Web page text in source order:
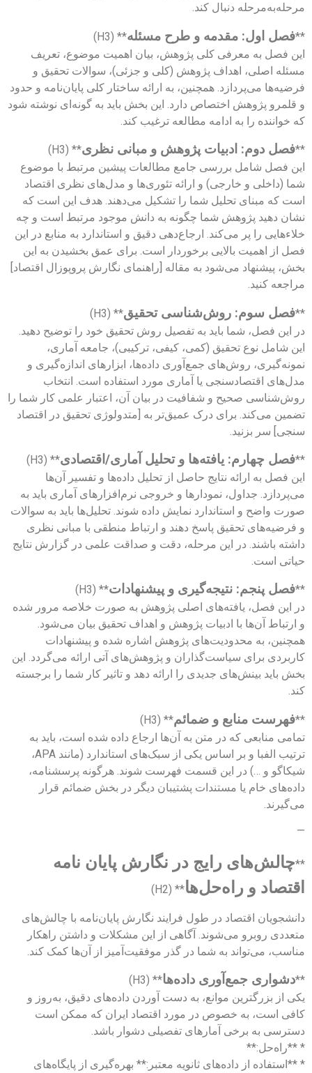
مرحله‌به‌مرحله دنبال کند.
**فصل اول: مقدمه و طرح مسئله** (H3)
این فصل به معرفی کلی پژوهش، بیان اهمیت موضوع، تعریف
مسئله اصلی، اهداف پژوهش (کلی و جزئی)، سوالات تحقیق و
فرضیه‌ها می‌پردازد. همچنین، به ارائه ساختار کلی پایان‌نامه و حدود
و قلمرو پژوهش اختصاص دارد. این بخش باید به گونه‌ای نوشته شود
که خواننده را به ادامه مطالعه ترغیب کند.
**فصل دوم: ادبیات پژوهش و مبانی نظری** (H3)
این فصل شامل بررسی جامع مطالعات پیشین مرتبط با موضوع
شما (داخلی و خارجی) و ارائه تئوری‌ها و مدل‌های نظری اقتصاد
است که مبنای تحلیل شما را تشکیل می‌دهند. هدف این است که
نشان دهید پژوهش شما چگونه به دانش موجود مرتبط است و چه
خلاءهایی را پر می‌کند. ارجاع‌دهی دقیق و استاندارد به منابع در این
فصل از اهمیت بالایی برخوردار است. برای عمق بخشیدن به این
بخش، پیشنهاد می‌شود به مقاله [راهنمای نگارش پروپوزال اقتصاد]
مراجعه کنید.
**فصل سوم: روش‌شناسی تحقیق** (H3)
در این فصل، شما باید به تفصیل روش تحقیق خود را توضیح دهید.
این شامل نوع تحقیق (کمی، کیفی، ترکیبی)، جامعه آماری،
نمونه‌گیری، روش‌های جمع‌آوری داده‌ها، ابزارهای اندازه‌گیری و
مدل‌های اقتصادسنجی یا آماری مورد استفاده است. انتخاب
روش‌شناسی صحیح و شفافیت در بیان آن، اعتبار علمی کار شما را
تضمین می‌کند. برای درک عمیق‌تر به [متدولوژی تحقیق در اقتصاد
سنجی] سر بزنید.
**فصل چهارم: یافته‌ها و تحلیل آماری/اقتصادی** (H3)
این فصل به ارائه نتایج حاصل از تحلیل داده‌ها و تفسیر آن‌ها
می‌پردازد. جداول، نمودارها و خروجی نرم‌افزارهای آماری باید به
صورت واضح و استاندارد نمایش داده شوند. تحلیل‌ها باید به سوالات
و فرضیه‌های تحقیق پاسخ دهند و ارتباط منطقی با مبانی نظری
داشته باشند. در این مرحله، دقت و صداقت علمی در گزارش نتایج
حیاتی است.
**فصل پنجم: نتیجه‌گیری و پیشنهادات** (H3)
در این فصل، یافته‌های اصلی پژوهش به صورت خلاصه مرور شده
و ارتباط آن‌ها با ادبیات پژوهش و اهداف تحقیق بیان می‌شود.
همچنین، به محدودیت‌های پژوهش اشاره شده و پیشنهادات
کاربردی برای سیاست‌گذاران و پژوهش‌های آتی ارائه می‌گردد. این
بخش باید بینش‌های جدیدی را ارائه دهد و تاثیر کار شما را برجسته
کند.
**فهرست منابع و ضمائم** (H3)
تمامی منابعی که در متن به آن‌ها ارجاع داده شده است، باید به
ترتیب الفبا و بر اساس یکی از سبک‌های استاندارد (مانند APA،
شیکاگو و …) در این قسمت فهرست شوند. هرگونه پرسشنامه،
داده‌های خام یا مستندات پشتیبان دیگر در بخش ضمائم قرار
می‌گیرند.
—
**چالش‌های رایج در نگارش پایان نامه
اقتصاد و راه‌حل‌ها** (H2)
دانشجویان اقتصاد در طول فرایند نگارش پایان‌نامه با چالش‌های
متعددی روبرو می‌شوند. آگاهی از این مشکلات و داشتن راهکار
مناسب، می‌تواند به شما در گذر موفقیت‌آمیز از آن‌ها کمک کند.
**دشواری جمع‌آوری داده‌ها** (H3)
یکی از بزرگترین موانع، به دست آوردن داده‌های دقیق، به‌روز و
کافی است، به خصوص در مورد اقتصاد ایران که ممکن است
دسترسی به برخی آمارهای تفصیلی دشوار باشد.
* **راه‌حل:**
* **استفاده از داده‌های ثانویه معتبر:** بهره‌گیری از پایگاه‌های